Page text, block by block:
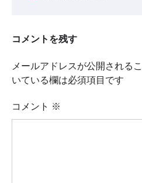
コメントを残す
メールアドレスが公開される
いている欄は必須項目です
コメント ※